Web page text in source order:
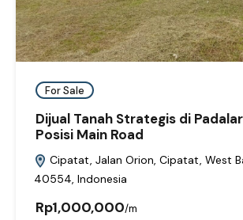
For Sale
Dijual Tanah Strategis di
Posisi Main Road
Cipatat, Jalan Orion, Cipatat, West
40554, Indonesia
Rp1,000,000/m